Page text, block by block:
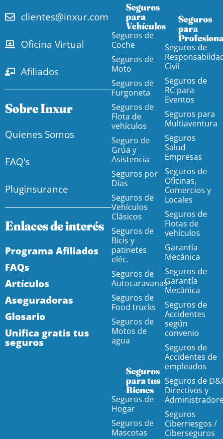
clientes@inxur.com
Oficina Virtual
Afiliados
Sobre Inxur
Quienes Somos
FAQ's
Pluginsurance
Enlaces de interés
Programa Afiliados
FAQs
Artículos
Aseguradoras
Glosario
Unifica gratis tus
seguros
Seguros
para
Vehículos​
Seguros de
Coche
Seguros de
Moto
Seguros de
Furgoneta
Seguros de
Flota de
vehículos
Seguro de
Grúa y
Asistencia
Seguros por
Días
Seguros de
Vehículos
Clásicos
Seguros de
Bicis y
patinetes
eléc.
Seguros de
Autocaravanas
Seguros de
Food trucks
Seguros de
Motos de
agua
Seguros
para tus
Bienes
Seguros de
Hogar
Seguros de
Mascotas
Seguros
para
Seguros de
Civil
Seguros de
RC para
Eventos
Seguros para
Multiaventura
Seguros
Salud
Empresas
Seguros de
Oficinas,
Comercios y
Locales
Seguros de
Flotas de
vehículos
Garantía
Mecánica
Seguros de
Garantía
Mecánica
Seguros de
Accidentes
según
convenio
Seguros de
Accidentes de
empleados
Seguros de
Directivos y
Seguros
Ciberriesgos /
Ciberseguros